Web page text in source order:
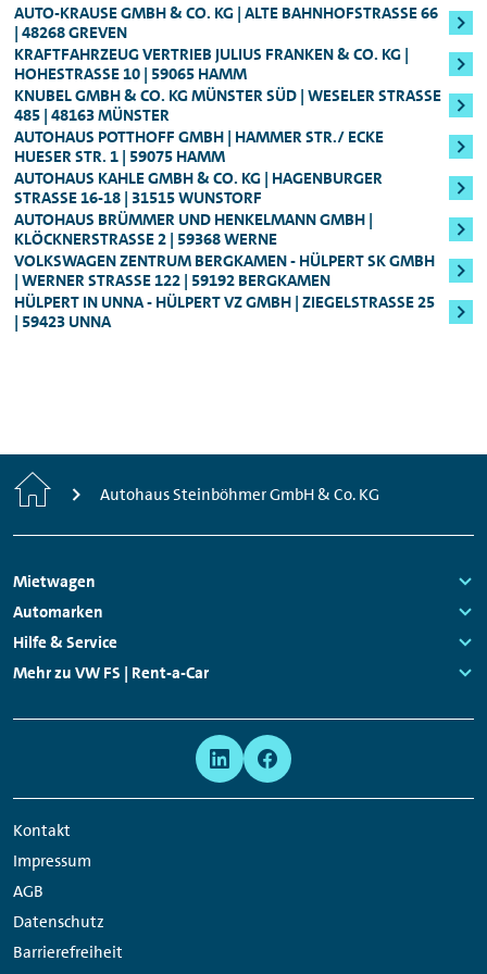
Für höherwertige Fahrzeugklassen
inkl. Golf GTI
Mindestalter: 25 Jahre, Führerscheinbesitz:
Mind. 3 Jahre:
Für alle Audi S-Modelle, Fahrzeuge der
Oberklasse, sowie für den Audi e-tron
Genauere Informationen zum Mindestalter
können Ihnen jederzeit unsere
Mitarbeitenden vor Ort geben.
entsprechend von Ihrem Konto ab. Je nach
Wert des Fahrzeugs bzw. der Fahrzeugklasse
ist es möglich, dass Sie eine Kreditkarte
vorlegen müssen und nicht mit EC-Karte
zahlen können.
Mietwagens IhreKreditkarteum einen
Betrag in Höhe desvoraussichtlichen
Mietpreisesund einer zusätzlichen
Sicherheitsleistung, die sich nach der
Fahrzeugklasseberechnet (in der Regel
250,00 bzw. 800,00 Euro). Die
Sicherheitsleistung erhalten Sie nach Ende
des Mietzeitraums natürlich umgehend
zurück.
Mitarbeitenden vor Ort das reservierte
Fahrzeug direkt für weitere Anmietungen
freigeben.
AUTO-KRAUSE GMBH & CO. KG | ALTE BAHNHOFSTRASSE 66 |
48268 GREVEN
KRAFTFAHRZEUG VERTRIEB JULIUS FRANKEN & CO. KG |
HOHESTRASSE 10 | 59065 HAMM
KNUBEL GMBH & CO. KG MÜNSTER SÜD | WESELER STRASSE 4
85 | 48163 MÜNSTER
AUTOHAUS POTTHOFF GMBH | HAMMER STR./ ECKE
HUESER STR. 1 | 59075 HAMM
AUTOHAUS KAHLE GMBH & CO. KG | HAGENBURGER
STRASSE 16-18 | 31515 WUNSTORF
AUTOHAUS BRÜMMER UND HENKELMANN GMBH |
KLÖCKNERSTRASSE 2 | 59368 WERNE
VOLKSWAGEN ZENTRUM BERGKAMEN - HÜLPERT SK GMBH
| WERNER STRASSE 122 | 59192 BERGKAMEN
HÜLPERT IN UNNA - HÜLPERT VZ GMBH | ZIEGELSTRASSE 25 |
59423 UNNA
Start Autohaus Steinböhmer GmbH & Co. KG
Footer
Navigation
Mietwagen
Links:
Automarken
Links:
Hilfe & Service
Links:
Mehr zu VW FS | Rent-a-Car
Kontakt
Impressum
AGB
Datenschutz
Barrierefreiheit
Network
Links